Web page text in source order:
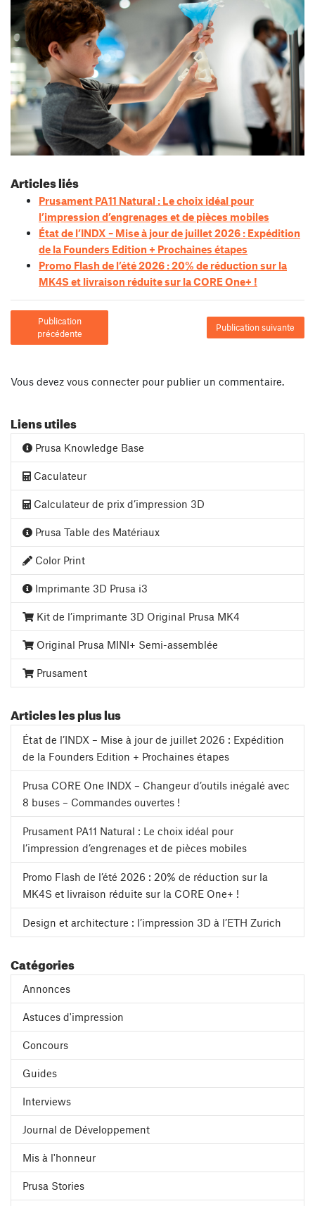
Articles liés
Prusament PA11 Natural : Le choix idéal pour
l’impression d’engrenages et de pièces mobiles
État de l’INDX – Mise à jour de juillet 2026 : Expédition
de la Founders Edition + Prochaines étapes
Promo Flash de l’été 2026 : 20% de réduction sur la
MK4S et livraison réduite sur la CORE One+ !
Publication
précédente
Publication suivante
Vous devez vous connecter pour publier un commentaire.
Liens utiles
Prusa Knowledge Base
Caculateur
Calculateur de prix d’impression 3D
Prusa Table des Matériaux
Color Print
Imprimante 3D Prusa i3
Kit de l’imprimante 3D Original Prusa MK4
Original Prusa MINI+ Semi-assemblée
Prusament
Articles les plus lus
État de l’INDX – Mise à jour de juillet 2026 : Expédition
de la Founders Edition + Prochaines étapes
Prusa CORE One INDX – Changeur d’outils inégalé avec
8 buses – Commandes ouvertes !
Prusament PA11 Natural : Le choix idéal pour
l’impression d’engrenages et de pièces mobiles
Promo Flash de l’été 2026 : 20% de réduction sur la
MK4S et livraison réduite sur la CORE One+ !
Design et architecture : l’impression 3D à l’ETH Zurich
Catégories
Annonces
Astuces d'impression
Concours
Guides
Interviews
Journal de Développement
Mis à l'honneur
Prusa Stories